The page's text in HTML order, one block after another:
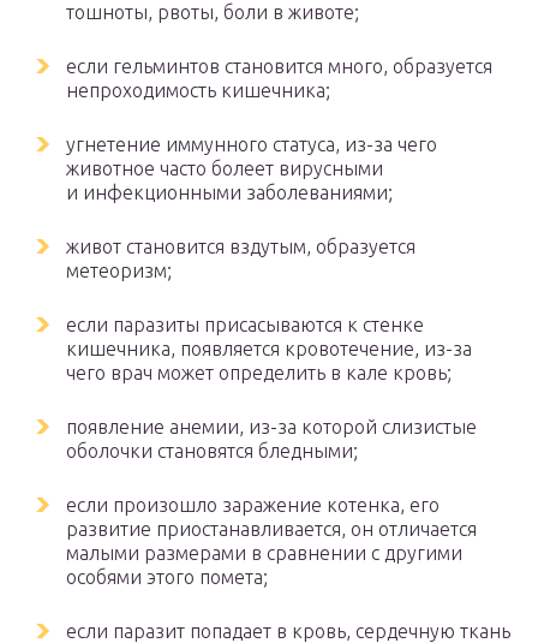
тошноты, рвоты, боли в животе;
если гельминтов становится много, образуется
непроходимость кишечника;
угнетение иммунного статуса, из-за чего
животное часто болеет вирусными
и инфекционными заболеваниями;
живот становится вздутым, образуется
метеоризм;
если паразиты присасываются к стенке
кишечника, появляется кровотечение, из-за
чего врач может определить в кале кровь;
появление анемии, из-за которой слизистые
оболочки становятся бледными;
если произошло заражение котенка, его
развитие приостанавливается, он отличается
малыми размерами в сравнении с другими
особями этого помета;
если паразит попадает в кровь, сердечную ткань